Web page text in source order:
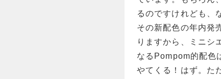
るのですけれども、
その新配色の年内発
りますから、ミニシ
なるPompom的配色
やてくる！はず。た